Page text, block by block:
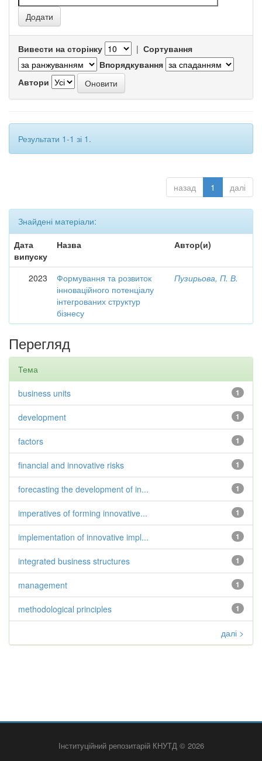
Вивести на сторінку | Сортування
Впорядкування
Автори
Результати 1-1 зі 1.
назад 1 далі
Знайдені матеріали:
Дата
випуску
Назва Автор(и)
2023
Формування та розвиток
інноваційного потенціалу
інтегрованих структур
бізнесу
Пузирьова, П. В.
Перегляд
Тема
1
business units
1
development
1
factors
1
financial and innovative risks
1
forecasting the development of in...
1
imperatives of forming innovative...
1
implementation of innovative impl...
1
integrated business structures
1
management
1
methodological principles
далі >
Інституційний репозитарій КНУТД © 2026